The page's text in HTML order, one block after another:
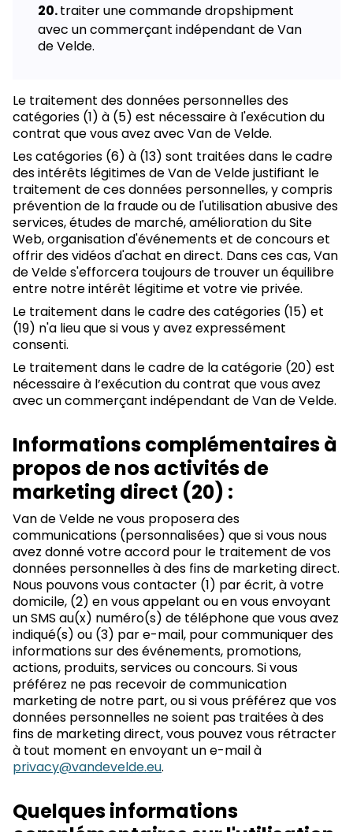
traiter une commande dropshipment
avec un commerçant indépendant de Van
de Velde.
Le traitement des données personnelles des
catégories (1) à (5) est nécessaire à l'exécution du
contrat que vous avez avec Van de Velde.
Les catégories (6) à (13) sont traitées dans le cadre
des intérêts légitimes de Van de Velde justifiant le
traitement de ces données personnelles, y compris
prévention de la fraude ou de l'utilisation abusive des
services, études de marché, amélioration du Site
Web, organisation d'événements et de concours et
offrir des vidéos d'achat en direct. Dans ces cas, Van
de Velde s'efforcera toujours de trouver un équilibre
entre notre intérêt légitime et votre vie privée.
Le traitement dans le cadre des catégories (15) et
(19) n'a lieu que si vous y avez expressément
consenti.
Le traitement dans le cadre de la catégorie (20) est
nécessaire à l’exécution du contrat que vous avez
avec un commerçant indépendant de Van de Velde.
Informations complémentaires à
propos de nos activités de
marketing direct (20) :
Van de Velde ne vous proposera des
communications (personnalisées) que si vous nous
avez donné votre accord pour le traitement de vos
données personnelles à des fins de marketing direct.
Nous pouvons vous contacter (1) par écrit, à votre
domicile, (2) en vous appelant ou en vous envoyant
un SMS au(x) numéro(s) de téléphone que vous avez
indiqué(s) ou (3) par e-mail, pour communiquer des
informations sur des événements, promotions,
actions, produits, services ou concours. Si vous
préférez ne pas recevoir de communication
marketing de notre part, ou si vous préférez que vos
données personnelles ne soient pas traitées à des
fins de marketing direct, vous pouvez vous rétracter
à tout moment en envoyant un e-mail à
privacy@vandevelde.eu.
Quelques informations